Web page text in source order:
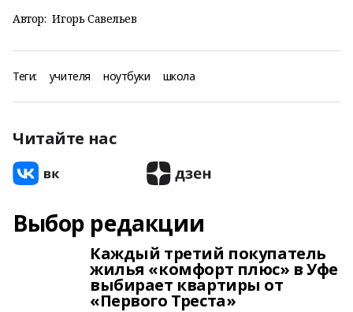
Автор: Игорь Савельев
Теги: учителя ноутбуки школа
Читайте нас
Выбор редакции
Каждый третий покупатель
жилья «комфорт плюс» в Уфе
выбирает квартиры от
«Первого Треста»